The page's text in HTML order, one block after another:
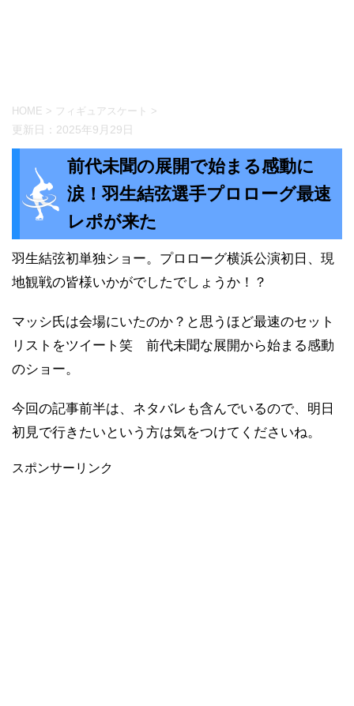
HOME > フィギュアスケート >
更新日： 2025年9月29日
前代未聞の展開で始まる感動に
涙！羽生結弦選手プロローグ最速
レポが来た
羽生結弦初単独ショー。プロローグ横浜公演初日、現
地観戦の皆様いかがでしたでしょうか！？
マッシ氏は会場にいたのか？と思うほど最速のセット
リストをツイート笑 前代未聞な展開から始まる感動
のショー。
今回の記事前半は、ネタバレも含んでいるので、明日
初見で行きたいという方は気をつけてくださいね。
スポンサーリンク